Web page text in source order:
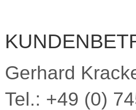
Gerhard
Tel.: +49 (0)